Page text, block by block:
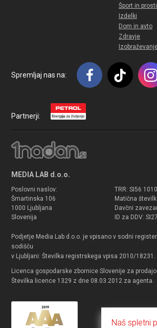
Šport in
Izdelki
Dom in avto
Zdravje
Spremljaj nas na:
Partnerji:
MEDIA LAB d.o.o.
Poslovni naslov:
Šmartinska 106
1000 Ljubljana
Slovenija
TRR: SI56
Matična
Davčni
ID za DDV:
Podjetje Media Lab d.o.o. je vpisano v sodni
sodišču
v Ljubljani: Številka registrskega vpisa 2010/18231.
Licenca gospodarske zbornice Slovenije za
Številka licence 1329 z dne 08.03.2012 za agenta.
Naš spletni